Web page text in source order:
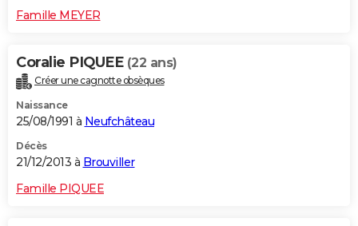
Famille MEYER
Coralie PIQUEE (22 ans)
Créer une cagnotte obsèques
Naissance
25/08/1991 à Neufchâteau
Décès
21/12/2013 à Brouviller
Famille PIQUEE